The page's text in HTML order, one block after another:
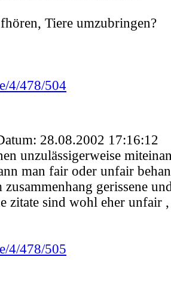
Tiere umzubringen?
4/478/504
28.08.2002 17:16:12
unzulässigerweise
man fair oder unfair
zusammenhang gerissene
zitate sind wohl eher unfair
4/478/505